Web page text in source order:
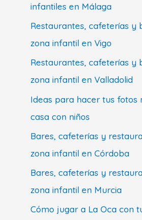
infantiles en Málaga
Restaurantes, cafeterías y
zona infantil en Vigo
Restaurantes, cafeterías y
zona infantil en Valladolid
Ideas para hacer tus fotos
casa con niños
Bares, cafeterías y
zona infantil en Córdoba
Bares, cafeterías y
zona infantil en Murcia
Cómo jugar a La Oca con